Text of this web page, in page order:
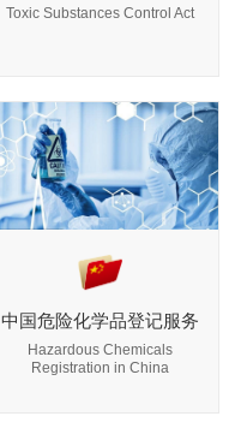
Toxic Substances Control Act
中国危险化学品登记服务
Hazardous Chemicals
Registration in China